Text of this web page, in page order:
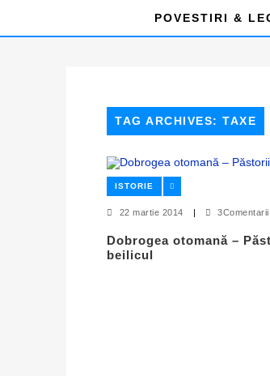
POVESTIRI &
TAG ARCHIVES: TAXE
ISTORIE
22 martie 2014 3Comentarii
Dobrogea otomană –
beilicul